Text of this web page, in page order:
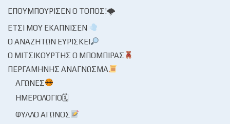
ΕΠΟΥΜΠΟΎΡΙΣΕΝ Ο ΤΌΠΟΣ!🌩
ΈΤΣΙ ΜΟΥ ΕΚΆΠΝΙΣΕΝ
Ο ΑΝΑΖΗΤΏΝ ΕΥΡΊΣΚΕΙ
Ο ΜΙΤΣΙΚΟΥΡΤΉΣ Ο ΜΠΌΜΠΙΡΑΣ
ΠΕΡΓΑΜΗΝΉΣ ΑΝΆΓΝΩΣΜΑ
ΑΓΏΝΕΣ
ΗΜΕΡΟΛΌΓΙΟ🗓
ΦΎΛΛΟ ΑΓΏΝΟΣ